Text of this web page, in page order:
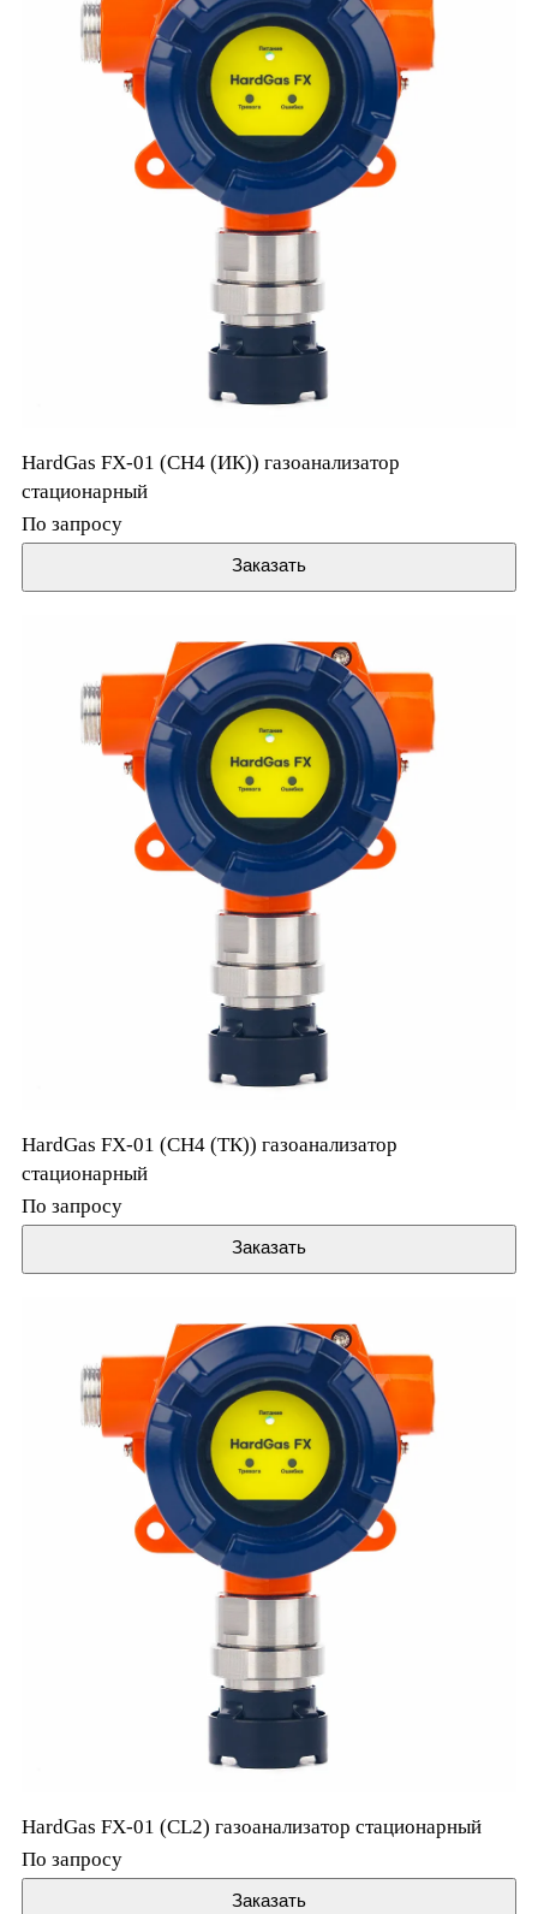
HardGas FX-01 (CH4 (ИК)) газоанализатор
стационарный
По запросу
Заказать
HardGas FX-01 (CH4 (ТК)) газоанализатор
стационарный
По запросу
Заказать
HardGas FX-01 (CL2) газоанализатор стационарный
По запросу
Заказать